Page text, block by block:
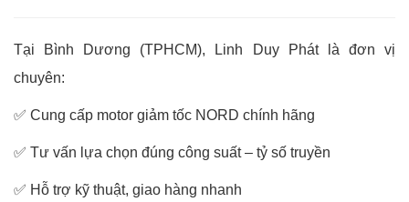
Tại Bình Dương (TPHCM), Linh Duy Phát là đơn vị
chuyên:
✅ Cung cấp motor giảm tốc NORD chính hãng
✅ Tư vấn lựa chọn đúng công suất – tỷ số truyền
✅ Hỗ trợ kỹ thuật, giao hàng nhanh